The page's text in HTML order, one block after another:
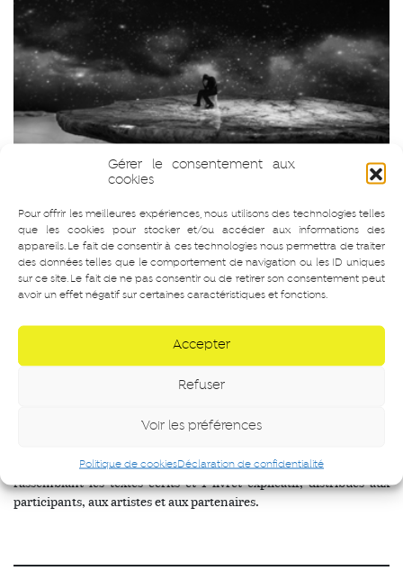
Gérer le consentement aux
cookies
Pour offrir les meilleures expériences, nous utilisons des technologies telles
que les cookies pour stocker et/ou accéder aux informations des
appareils. Le fait de consentir à ces technologies nous permettra de traiter
des données telles que le comportement de navigation ou les ID uniques
sur ce site. Le fait de ne pas consentir ou de retirer son consentement peut
avoir un effet négatif sur certaines caractéristiques et fonctions.
Accepter
Refuser
Voir les préférences
Politique de cookiesDéclaration de confidentialité
socioculturel de la maison d’arrêt Lyon-Corbas en septembre 2017
photographique et 15 cartes postales de texte, 2 feuillets
rassemblant les textes écrits et 1 livret explicatif, distribués aux
participants, aux artistes et aux partenaires.